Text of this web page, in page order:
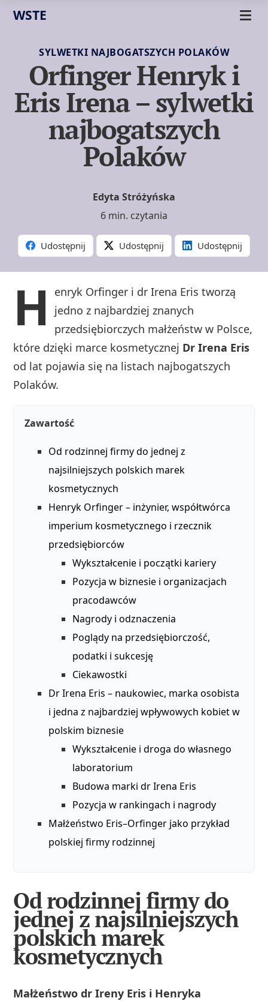
WSTE
SYLWETKI NAJBOGATSZYCH POLAKÓW
Orfinger Henryk i
Eris Irena – sylwetki
najbogatszych
Polaków
Edyta Stróżyńska
6 min. czytania
Udostępnij Udostępnij Udostępnij
H
enryk Orfinger i dr Irena Eris tworzą
jedno z najbardziej znanych
przedsiębiorczych małżeństw w Polsce,
które dzięki marce kosmetycznej Dr Irena Eris
od lat pojawia się na listach najbogatszych
Polaków.
Zawartość
Od rodzinnej firmy do jednej z
najsilniejszych polskich marek
kosmetycznych
Henryk Orfinger – inżynier, współtwórca
imperium kosmetycznego i rzecznik
przedsiębiorców
Wykształcenie i początki kariery
Pozycja w biznesie i organizacjach
pracodawców
Nagrody i odznaczenia
Poglądy na przedsiębiorczość,
podatki i sukcesję
Ciekawostki
Dr Irena Eris – naukowiec, marka osobista
i jedna z najbardziej wpływowych kobiet w
polskim biznesie
Wykształcenie i droga do własnego
laboratorium
Budowa marki dr Irena Eris
Pozycja w rankingach i nagrody
Małżeństwo Eris–Orfinger jako przykład
polskiej firmy rodzinnej
Od rodzinnej firmy do
jednej z najsilniejszych
polskich marek
kosmetycznych
Małżeństwo dr Ireny Eris i Henryka